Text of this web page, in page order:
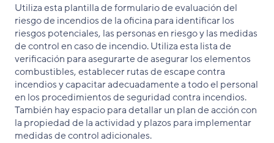
Utiliza esta plantilla de formulario de evaluación del
riesgo de incendios de la oficina para identificar los
riesgos potenciales, las personas en riesgo y las medidas
de control en caso de incendio. Utiliza esta lista de
verificación para asegurarte de asegurar los elementos
combustibles, establecer rutas de escape contra
incendios y capacitar adecuadamente a todo el personal
en los procedimientos de seguridad contra incendios.
También hay espacio para detallar un plan de acción con
la propiedad de la actividad y plazos para implementar
medidas de control adicionales.